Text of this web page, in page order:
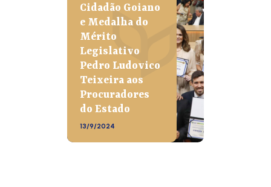
Cidadão Goiano
e Medalha do
Mérito
Legislativo
Pedro Ludovico
Teixeira aos
Procuradores
do Estado
13/9/2024